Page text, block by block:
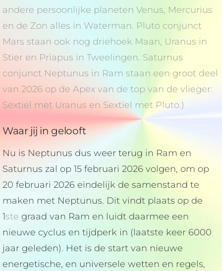
andere persoonlijke planeten Venus, Mercurius
en de Zon alles in Waterman. Pluto conjunct
Mars staan ook nog driehoek Maan, Uranus in
Stier en Priapus in Tweelingen. Saturnus
conjunct Neptunus in Ram staan een groot deel
van 2026 op de Apex van de top van de vlieger:
Sextiel met Uranus en Sextiel met Pluto.)
Waar jij in gelooft
Nu is Neptunus dus weer terug in Ram en
Saturnus zal op 15 februari 2026 volgen, om op
20 februari 2026 eindelijk de samenstand te
maken met Neptunus. Dit vindt plaats op de
1ste graad van Ram en luidt daarmee een
nieuwe cyclus en tijdperk in (laatste keer 6000
jaar geleden). Het is de start van nieuwe
energetische, en universele wetten en regels,